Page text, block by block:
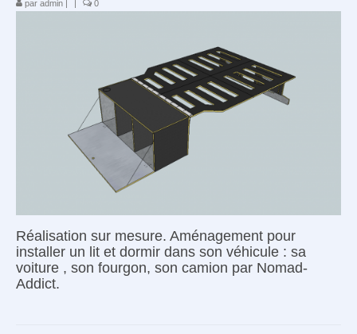
Véhicules compatibles
Accessoires Kayak
Avis clients
Contact
Le van à vélo
par admin 0
Réalisation sur mesure. Aménagement pour
installer un lit et dormir dans son véhicule : sa
voiture , son fourgon, son camion par Nomad-
Addict.